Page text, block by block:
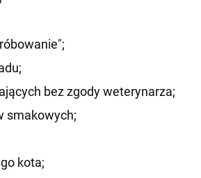
bez zgody weterynarza;
smakowych;
kota;